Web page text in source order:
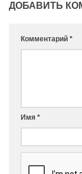
ДОБАВИТЬ
Комментарий *
Имя *